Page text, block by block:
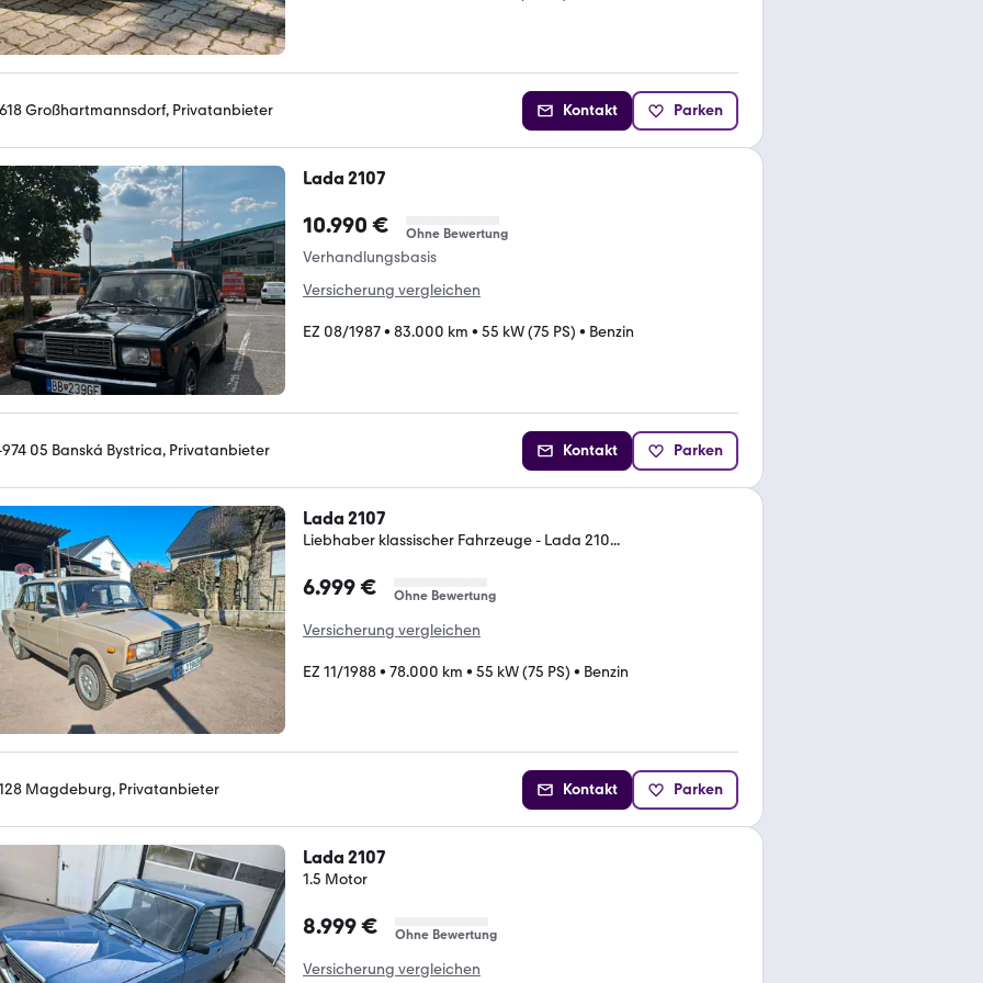
Großhartmannsdorf, Privatanbieter Kontakt Parken
Lada 2107
10.990 € Ohne Bewertung
Verhandlungsbasis
Versicherung vergleichen
EZ 08/1987• 83.000 km • 55 kW (75 PS) • Benzin
974 05 Banská Bystrica, Privatanbieter Kontakt Parken
Lada 2107
Liebhaber klassischer Fahrzeuge - Lada 210...
6.999 € Ohne Bewertung
Versicherung vergleichen
EZ 11/1988• 78.000 km • 55 kW (75 PS) • Benzin
Magdeburg, Privatanbieter Kontakt Parken
Lada 2107
1.5 Motor
8.999 € Ohne Bewertung
Versicherung vergleichen